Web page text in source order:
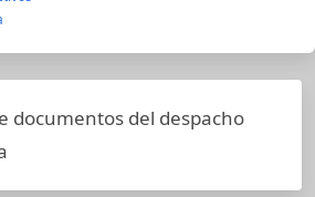
documentos del despacho